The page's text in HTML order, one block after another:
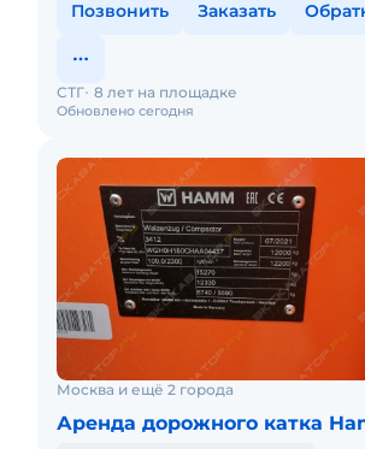
Позвонить Заказать
Обновлено сегодня
СТГ 8 лет на площадке
Москва и ещё 2 города
Аренда дорожного катка